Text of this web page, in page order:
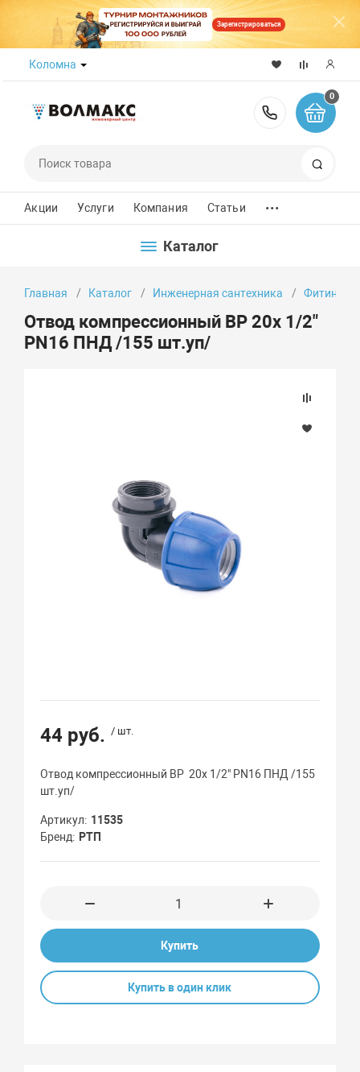
Зарегистрироваться
Коломна
8 (800)
0
Акции Услуги Компания Статьи ...
Каталог
Главная Каталог Инженерная сантехника Фитинги
Отвод компрессионный ВР 20x 1/2"
PN16 ПНД /155 шт.уп/
44 руб. / шт.
Отвод компрессионный ВР 20x 1/2" PN16 ПНД /155
шт.уп/
Артикул
11535
Бренд
РТП
Купить
Купить в один клик